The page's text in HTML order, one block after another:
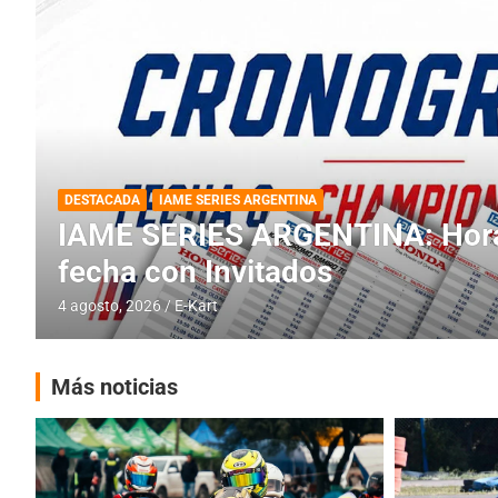
DESTACADA INFORME CENTRAL RMC BUENOS AIRES
RMC BUENOS AIRES: Cerró
histórica en Baradero
4 agosto, 2026 E-Kart
Más noticias